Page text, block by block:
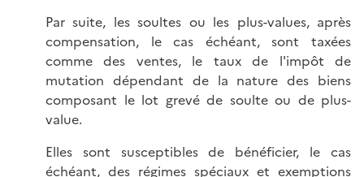
Par suite, les soultes ou les plus-values, après
compensation, le cas échéant, sont taxées
comme des ventes, le taux de l'impôt de
mutation dépendant de la nature des biens
composant le lot grevé de soulte ou de plus-
value.
Elles sont susceptibles de bénéficier, le cas
échéant, des régimes spéciaux et exemptions